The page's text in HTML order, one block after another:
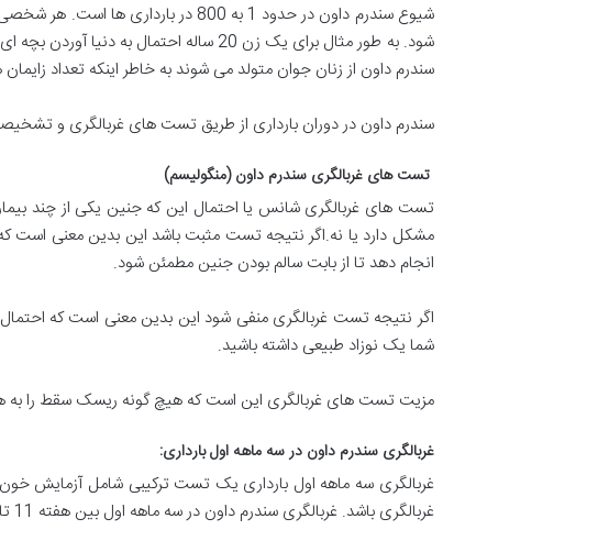
شیوع سندرم داون در حدود 1 به 800
سندرم داون از زنان جوان متولد می شوند به خاطر اینکه تعداد
سندرم داون در دوران بارداری از طریق تست های غربالگری و
تست های غربالگری سندرم داون (منگولیسم)
تست های غربالگری شانس یا احتمال این که جنین یکی از چند
مشکل دارد یا نه.اگر نتیجه تست مثبت باشد این بدین معنی
انجام دهد تا از بابت سالم بودن جنین مطمئن شود.
اگر نتیجه تست غربالگری منفی شود این بدین معنی است که
شما یک نوزاد طبیعی داشته باشید.
مزیت تست های غربالگری این است که هیچ گونه ریسک سقط را به
غربالگری سندرم داون در سه ماهه اول بارداری:
غربالگری سه ماهه اول بارداری یک تست ترکیبی شامل آزمایش
غربالگری باشد. غربالگری سندرم داون در سه ماهه اول بین هفته 11 تا 14 بارداری قابل بوده و به وسیله آن ریسک سندرم داون (تریزومی 21) و تریزومی 13 و 18 محاسبه می گردد.